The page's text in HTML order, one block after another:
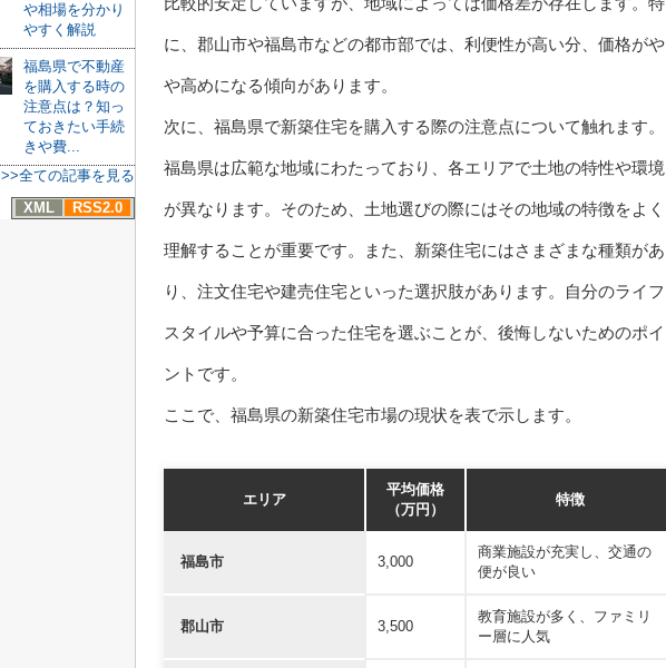
に、郡山市や福島市などの都市部では、利便性が高い分、価格がや
や高めになる傾向があります。
次に、福島県で新築住宅を購入する際の注意点について触れます。
福島県は広範な地域にわたっており、各エリアで土地の特性や環境
が異なります。そのため、土地選びの際にはその地域の特徴をよく
理解することが重要です。また、新築住宅にはさまざまな種類があ
り、注文住宅や建売住宅といった選択肢があります。自分のライフ
スタイルや予算に合った住宅を選ぶことが、後悔しないためのポイ
ントです。
ここで、福島県の新築住宅市場の現状を表で示します。
エリア
平均価格
（万円）
特徴
福島市 3,000
商業施設が充実し、交通の
便が良い
郡山市 3,500
教育施設が多く、ファミリ
ー層に人気
や相場を分かり
やすく解説
福島県で不動産
を購入する時の
注意点は？知っ
ておきたい手続
きや費...
>>全ての記事を見る
XML
RSS2.0